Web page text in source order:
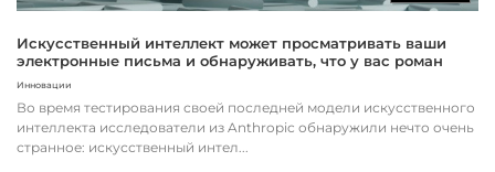
Искусственный интеллект может просматривать ваши
электронные письма и обнаруживать, что у вас роман
Инновации
Во время тестирования своей последней модели искусственного
интеллекта исследователи из Anthropic обнаружили нечто очень
странное: искусственный интел...